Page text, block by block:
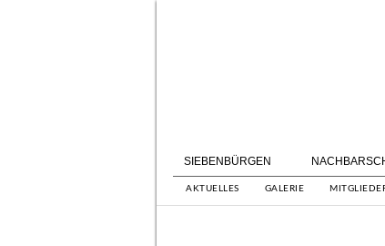
SIEBENBÜRGEN
AKTUELLES GALERIE